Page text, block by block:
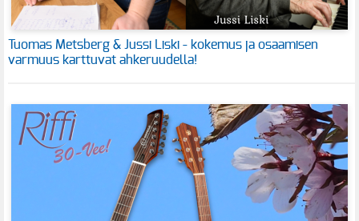
Tuomas Metsberg & Jussi Liski - kokemus ja osaamisen
varmuus karttuvat ahkeruudella!